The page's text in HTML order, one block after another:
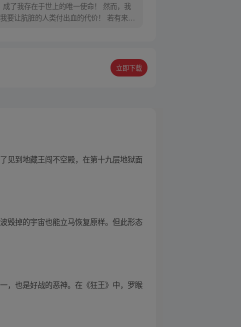
了我存在于世上的唯一使命！ 然而，我
要让肮脏的人类付出血的代价！ 若有来
立即下载
见到地藏王闯不空殿，在第十九层地狱面
毁掉的宇宙也能立马恢复原样。但此形态
，也是好战的恶神。在《狂王》中，罗睺